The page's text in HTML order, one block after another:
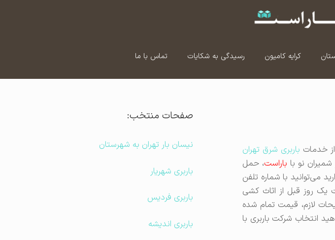
کرایه کامیون رسیدگی به شکایات تماس با ما
از خدمات باربری شرق تهران
شمیران نو با باراست، حمل
می‌توانید با شماره تلفن
یک روز قبل از اثاث کشی
لازم، قیمت تمام شده
انتخاب شرکت باربری با
صفحات منتخب:
نیسان بار تهران به شهرستان
باربری شهریار
باربری فردیس
باربری اندیشه